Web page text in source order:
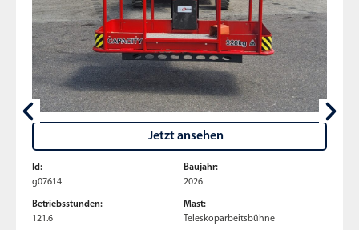
Jetzt ansehen
Id:
g07614
Baujahr:
2026
Betriebsstunden:
121.6
Mast:
Teleskoparbeitsbühne